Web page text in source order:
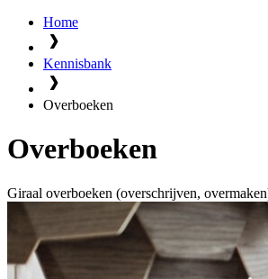
Home
Kennisbank
Overboeken
Overboeken
Giraal overboeken (overschrijven,